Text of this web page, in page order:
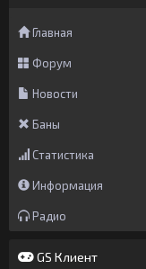
Главная
Форум
Новости
Баны
Статистика
Информация
Радио
GS Клиент